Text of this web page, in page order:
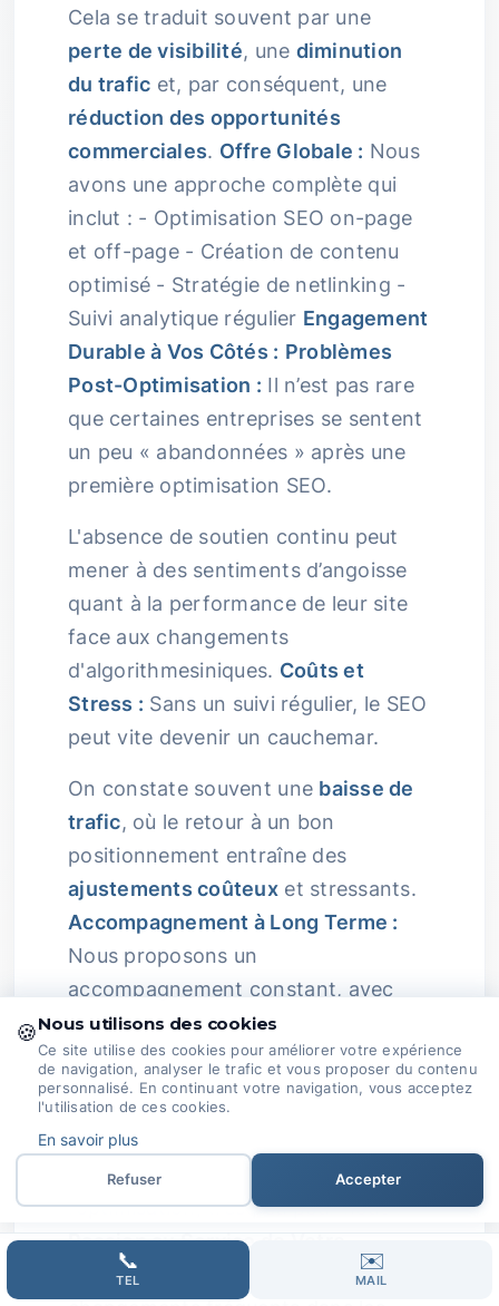
Cela se traduit souvent par une
perte de visibilité, une diminution
du trafic et, par conséquent, une
réduction des opportunités
commerciales. Offre Globale : Nous
avons une approche complète qui
inclut : - Optimisation SEO on-page
et off-page - Création de contenu
optimisé - Stratégie de netlinking -
Suivi analytique régulier Engagement
Durable à Vos Côtés : Problèmes
Post-Optimisation : Il n’est pas rare
que certaines entreprises se sentent
un peu « abandonnées » après une
première optimisation SEO.
L'absence de soutien continu peut
mener à des sentiments d’angoisse
quant à la performance de leur site
face aux changements
d'algorithmesiniques. Coûts et
Stress : Sans un suivi régulier, le SEO
peut vite devenir un cauchemar.
On constate souvent une baisse de
trafic, où le retour à un bon
positionnement entraîne des
ajustements coûteux et stressants.
Accompagnement à Long Terme :
Nous proposons un
accompagnement constant, avec
desrapports réguliers
performances et des ajustements
stratégiques pour garantir des
Vivre dans le stress permanent de
l’optimisation, très peu pour nous !
Passion au Service de Votre
Réussite :
Complexité du SEO :Les
📞
TEL
✉️
MAIL
🍪Nous utilisons des cookies
Ce site utilise des cookies pour améliorer votre expérience
de navigation, analyser le trafic et vous proposer du contenu
personnalisé. En continuant votre navigation, vous acceptez
l'utilisation de ces cookies.
En savoir plus
Refuser Accepter